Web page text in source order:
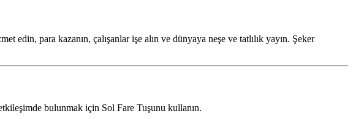
edin, para kazanın, çalışanlar işe alın ve dünyaya neşe ve tatlılık yayın. Şeker
bulunmak için Sol Fare Tuşunu kullanın.